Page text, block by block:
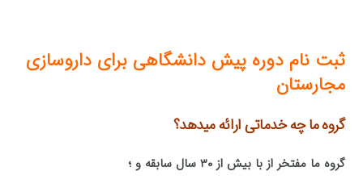
ثبت نام دوره پیش دانشگاهی برای داروسازی
مجارستان
گروه ما چه خدماتی ارائه میدهد؟
گروه ما مفتخر از با بیش از ۳۰ سال سابقه و ؛